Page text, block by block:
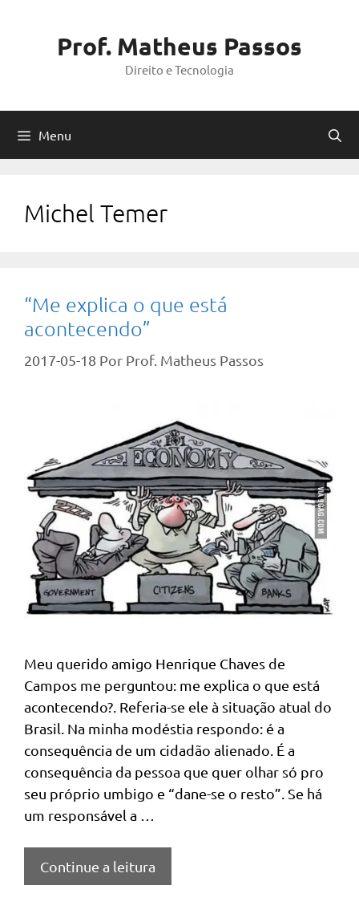
Prof. Matheus Passos
Direito e Tecnologia
Menu
Michel Temer
“Me explica o que está
acontecendo”
2017-05-18 Por Prof. Matheus Passos
Meu querido amigo Henrique Chaves de
Campos me perguntou: me explica o que está
acontecendo?. Referia-se ele à situação atual do
Brasil. Na minha modéstia respondo: é a
consequência de um cidadão alienado. É a
consequência da pessoa que quer olhar só pro
seu próprio umbigo e “dane-se o resto”. Se há
um responsável a …
Continue a leitura